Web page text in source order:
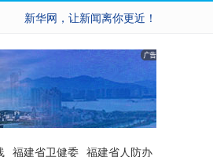
新华网，让新闻离你更近！
福建省卫健委 福建省人防办